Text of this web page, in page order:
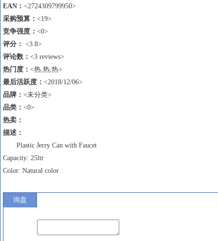
EAN ： <2724309799950>
采购预算： <19>
竞争强度： <0>
评分： <3.8>
评论数 ： <3 reviews>
热门度： <热,热,热>
最后活跃度： <2018/12/06>
品牌： <未分类>
品类： <0>
热卖 ：
描述 ：
Plastic Jerry Can with Faucet
Capacity: 25ltr
Color: Natural color
询盘